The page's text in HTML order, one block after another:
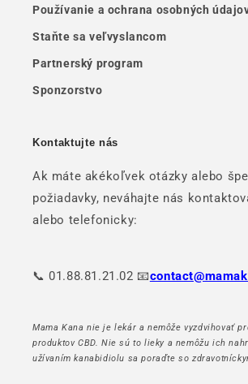
Používanie a ochrana osobných
Staňte sa veľvyslancom
Partnerský program
Sponzorstvo
Kontaktujte nás
Ak máte akékoľvek otázky alebo
požiadavky, neváhajte nás
alebo telefonicky:
📞 01.88.81.21.02 📧
Mama Kana nie je lekár a nemôže vyzdvihovať
produktov CBD. Nie sú to lieky a nemôžu ich
užívaním kanabidiolu sa poraďte so